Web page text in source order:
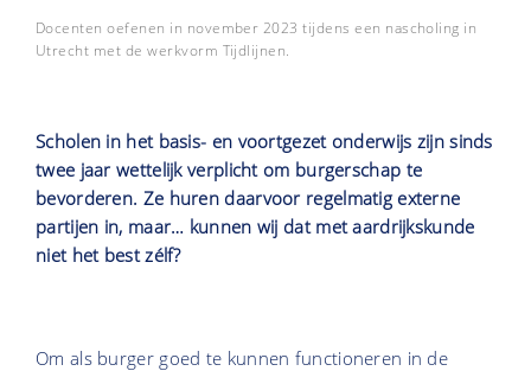
Docenten oefenen in november 2023 tijdens een nascholing in
Utrecht met de werkvorm Tijdlijnen.
Scholen in het basis- en voortgezet onderwijs zijn sinds
twee jaar wettelijk verplicht om burgerschap te
bevorderen. Ze huren daarvoor regelmatig externe
partijen in, maar… kunnen wij dat met aardrijkskunde
niet het best zélf?
Om als burger goed te kunnen functioneren in de